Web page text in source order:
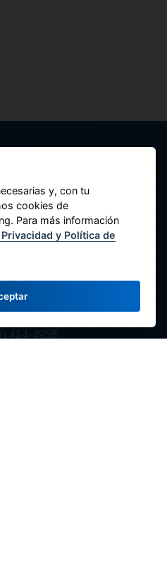
de Cooperativas de
do Peru
Jesús María 15072,
Perú.
424-6769
y, con tu
cookies de
Para más información
y Política de